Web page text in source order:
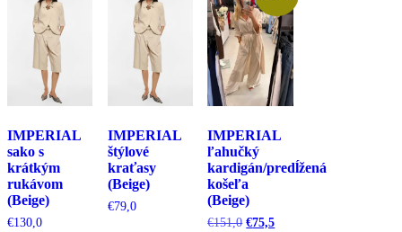
IMPERIAL
sako s
krátkým
rukávom
(Beige)
€130,0
IMPERIAL
štýlové
kraťasy
(Beige)
€79,0
IMPERIAL
ľahučký
kardigán/predĺžená
košeľa
(Beige)
€151,0 Pôvodná
€75,5Aktuálna